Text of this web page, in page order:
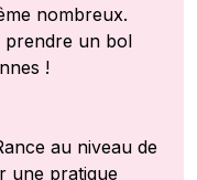
nombreux.
prendre un bol
!
au niveau de
une pratique